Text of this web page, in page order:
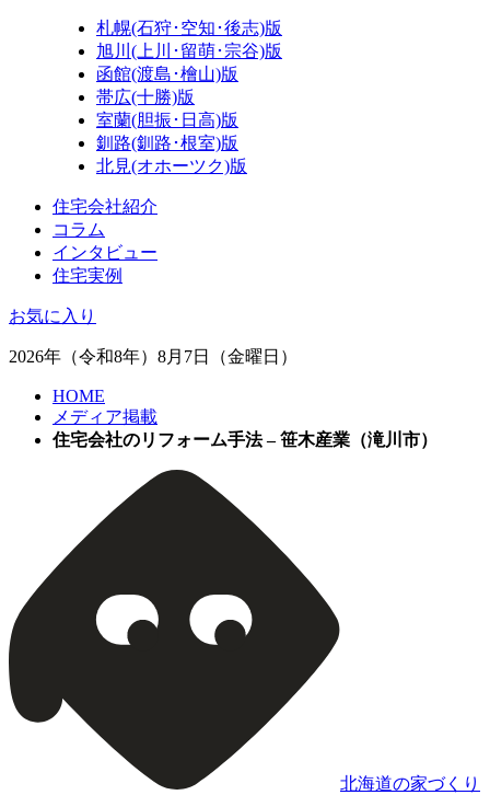
札幌(石狩･空知･後志)版
旭川(上川･留萌･宗谷)版
函館(渡島･檜山)版
帯広(十勝)版
室蘭(胆振･日高)版
釧路(釧路･根室)版
北見(オホーツク)版
住宅会社紹介
コラム
インタビュー
住宅実例
お気に入り
2026年（令和8年）8月7日（金曜日）
HOME
メディア掲載
住宅会社のリフォーム手法 – 笹木産業（滝川市）
北海道の家づくり